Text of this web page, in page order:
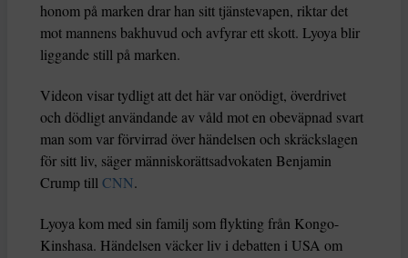
honom på marken drar han sitt tjänstevapen, riktar det
mot mannens bakhuvud och avfyrar ett skott. Lyoya blir
liggande still på marken.
Videon visar tydligt att det här var onödigt, överdrivet
och dödligt användande av våld mot en obeväpnad svart
man som var förvirrad över händelsen och skräckslagen
för sitt liv, säger människorättsadvokaten Benjamin
Crump till CNN.
Lyoya kom med sin familj som flykting från Kongo-
Kinshasa. Händelsen väcker liv i debatten i USA om